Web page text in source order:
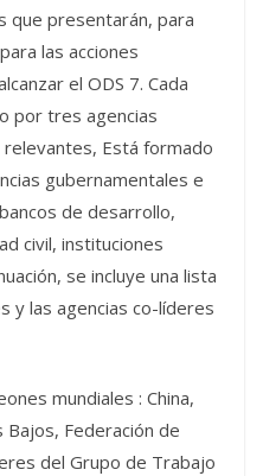
que presentarán, para
las acciones
el ODS 7. Cada
por tres agencias
Está formado
gubernamentales e
de desarrollo,
civil, instituciones
se incluye una lista
y las agencias co-líderes
mundiales : China,
Bajos, Federación de
del Grupo de Trabajo